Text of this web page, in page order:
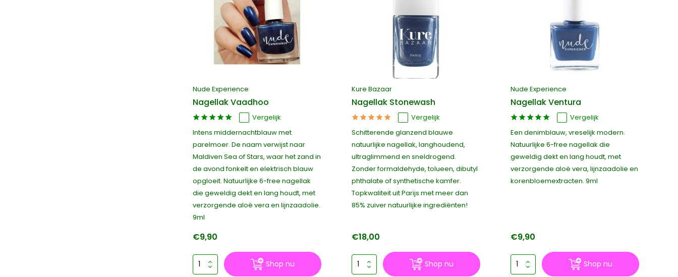
Nude Experience
Nagellak Vaadhoo
Vergelijk
Intens middernachtblauw met
parelmoer. De naam verwijst naar
Maldiven Sea of Stars, waar het zand in
de avond fonkelt en elektrisch blauw
opgloeit. Natuurlijke 6-free nagellak
die geweldig dekt en lang houdt, met
verzorgende aloë vera en lijnzaadolie.
9ml
€9,90
Shop nu
Kure Bazaar
Nagellak Stonewash
Vergelijk
Schitterende glanzend blauwe
natuurlijke nagellak, langhoudend,
ultraglimmend en sneldrogend.
Zonder formaldehyde, tolueen, dibutyl
phthalate of synthetische kamfer.
Topkwaliteit uit Parijs met meer dan
85% zuiver natuurlijke ingrediënten!
€18,00
Shop nu
Nude Experience
Nagellak Ventura
Vergelijk
Een denimblauw, vreselijk modern.
Natuurlijke 6-free nagellak die
geweldig dekt en lang houdt, met
verzorgende aloë vera, lijnzaadolie en
korenbloemextracten. 9ml
€9,90
Shop nu